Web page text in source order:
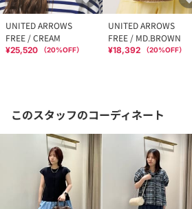
UNITED ARROWS
FREE / CREAM
¥25,520 （20%OFF）
UNITED ARROWS
FREE / MD.BROWN
¥18,392 （20%OFF）
このスタッフのコーディネート